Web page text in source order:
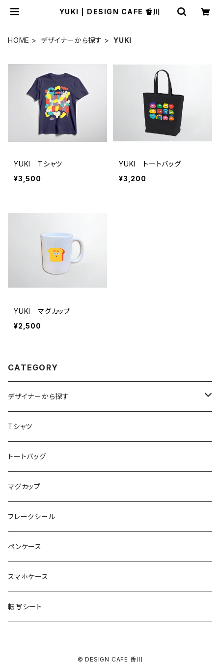
YUKI | DESIGN CAFE 香川
HOME デザイナーから探す YUKI
YUKI Tシャツ
¥3,500
YUKI トートバッグ
¥3,200
YUKI マグカップ
¥2,500
CATEGORY
デザイナーから探す
アトリエリモンチェッロ
お魚イラストレーター UMI
お肉屋さんのおむすびさん
noza
YUKI
DESIGN CAFE
Tシャツ
トートバッグ
マグカップ
フレークシール
ペンケース
スマホケース
転写シート
© DESIGN CAFE 香川